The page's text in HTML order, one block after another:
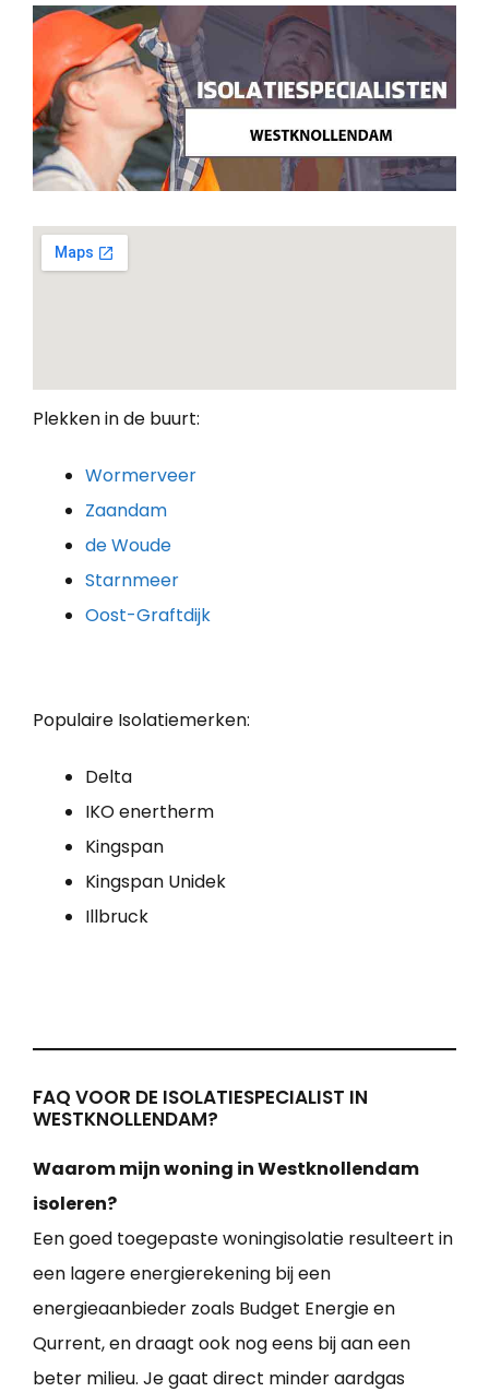
Plekken in de buurt:
Wormerveer
Zaandam
de Woude
Starnmeer
Oost-Graftdijk
Populaire Isolatiemerken:
Delta
IKO enertherm
Kingspan
Kingspan Unidek
Illbruck
FAQ VOOR DE ISOLATIESPECIALIST IN
WESTKNOLLENDAM?
Waarom mijn woning in Westknollendam
isoleren?
Een goed toegepaste woningisolatie resulteert in
een lagere energierekening bij een
energieaanbieder zoals Budget Energie en
Qurrent, en draagt ook nog eens bij aan een
beter milieu. Je gaat direct minder aardgas